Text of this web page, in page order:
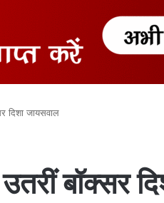
दिशा जायसवाल
बॉक्सर